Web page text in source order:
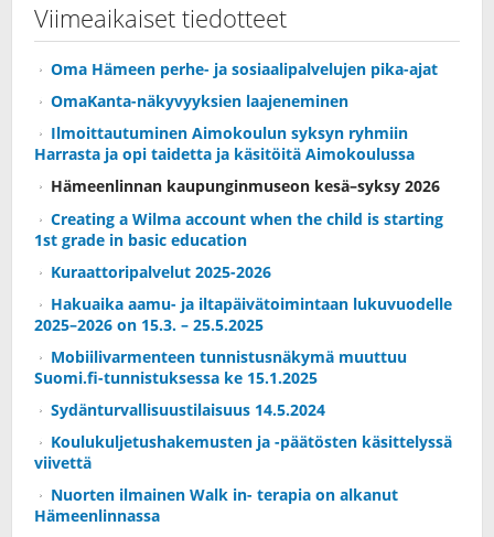
Viimeaikaiset tiedotteet
Oma Hämeen perhe- ja sosiaalipalvelujen pika-ajat
OmaKanta-näkyvyyksien laajeneminen
Ilmoittautuminen Aimokoulun syksyn ryhmiin
Harrasta ja opi taidetta ja käsitöitä Aimokoulussa
Hämeenlinnan kaupunginmuseon kesä–syksy 2026
Creating a Wilma account when the child is starting
1st grade in basic education
Kuraattoripalvelut 2025-2026
Hakuaika aamu- ja iltapäivätoimintaan lukuvuodelle
2025–2026 on 15.3. – 25.5.2025
Mobiilivarmenteen tunnistusnäkymä muuttuu
Suomi.fi-tunnistuksessa ke 15.1.2025
Sydänturvallisuustilaisuus 14.5.2024
Koulukuljetushakemusten ja -päätösten käsittelyssä
viivettä
Nuorten ilmainen Walk in- terapia on alkanut
Hämeenlinnassa